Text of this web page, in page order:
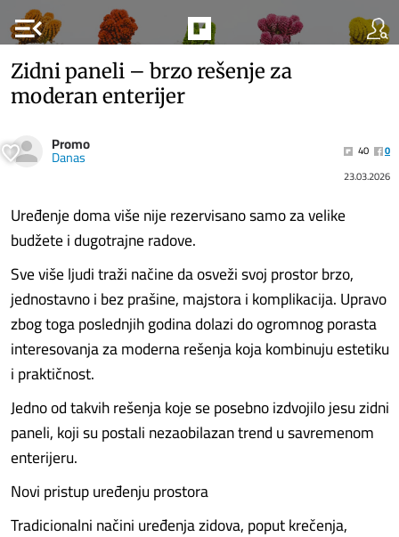
menu_open
Zidni paneli – brzo rešenje za
moderan enterijer
Promo
Danas 40
0
23.03.2026
Uređenje doma više nije rezervisano samo za velike
budžete i dugotrajne radove.
Sve više ljudi traži načine da osveži svoj prostor brzo,
jednostavno i bez prašine, majstora i komplikacija. Upravo
zbog toga poslednjih godina dolazi do ogromnog porasta
interesovanja za moderna rešenja koja kombinuju estetiku
i praktičnost.
Jedno od takvih rešenja koje se posebno izdvojilo jesu zidni
paneli, koji su postali nezaobilazan trend u savremenom
enterijeru.
Novi pristup uređenju prostora
Tradicionalni načini uređenja zidova, poput krečenja,